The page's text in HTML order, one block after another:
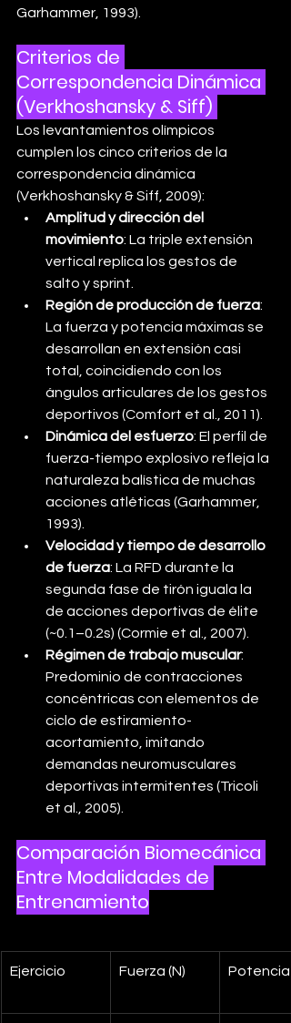
Garhammer, 1993).
Criterios de
Correspondencia Dinámica
(Verkhoshansky & Siff)
Los levantamientos olímpicos
cumplen los cinco criterios de la
correspondencia dinámica
(Verkhoshansky & Siff, 2009):
Amplitud y dirección del
movimiento: La triple extensión
vertical replica los gestos de
salto y sprint.
Región de producción de fuerza:
La fuerza y potencia máximas se
desarrollan en extensión casi
total, coincidiendo con los
ángulos articulares de los gestos
deportivos (Comfort et al., 2011).
Dinámica del esfuerzo: El perfil de
fuerza-tiempo explosivo refleja la
naturaleza balística de muchas
acciones atléticas (Garhammer,
1993).
Velocidad y tiempo de desarrollo
de fuerza: La RFD durante la
segunda fase de tirón iguala la
de acciones deportivas de élite
(~0.1–0.2s) (Cormie et al., 2007).
Régimen de trabajo muscular:
Predominio de contracciones
concéntricas con elementos de
ciclo de estiramiento-
acortamiento, imitando
demandas neuromusculares
deportivas intermitentes (Tricoli
et al., 2005).
Comparación Biomecánica
Entre Modalidades de
Entrenamiento
Ejercicio Fuerza (N) Potencia